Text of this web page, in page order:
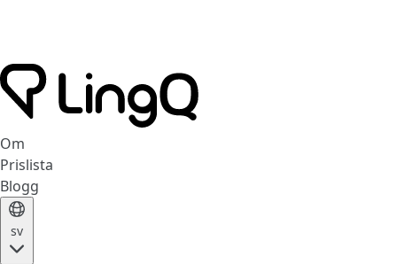
Om
Prislista
Blogg
sv